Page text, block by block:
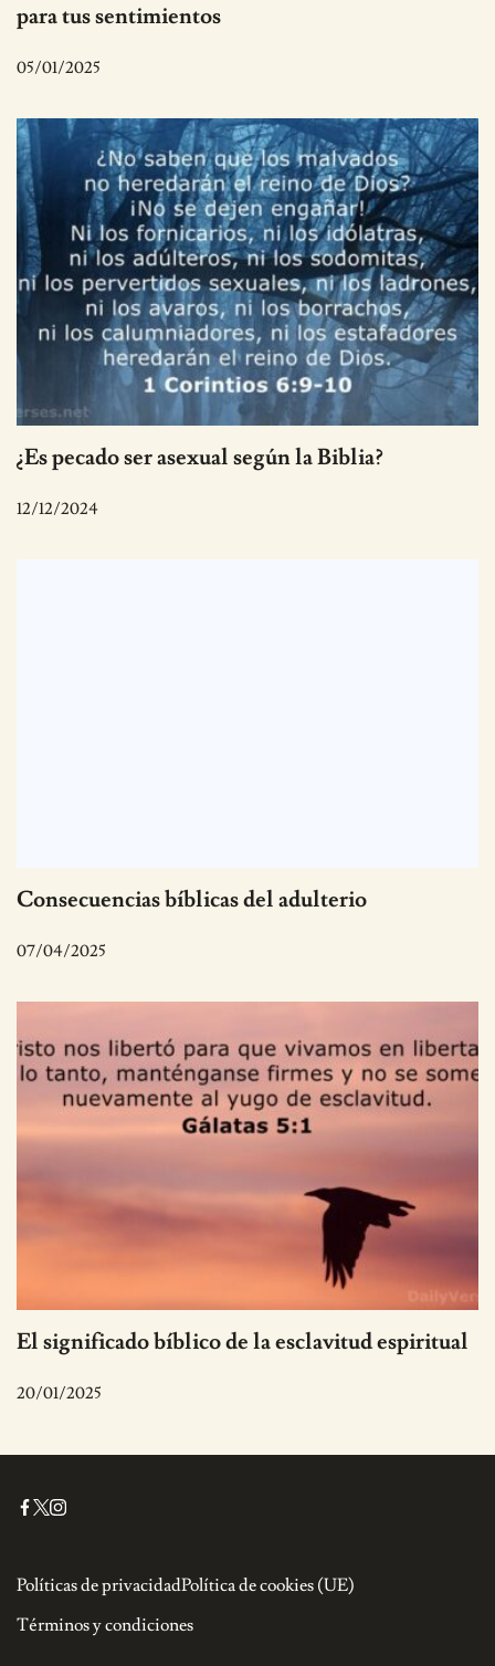
para tus sentimientos
05/01/2025
¿Es pecado ser asexual según la Biblia?
12/12/2024
Consecuencias bíblicas del adulterio
07/04/2025
El significado bíblico de la esclavitud espiritual
20/01/2025
Políticas de privacidadPolítica de cookies (UE)
Términos y condiciones